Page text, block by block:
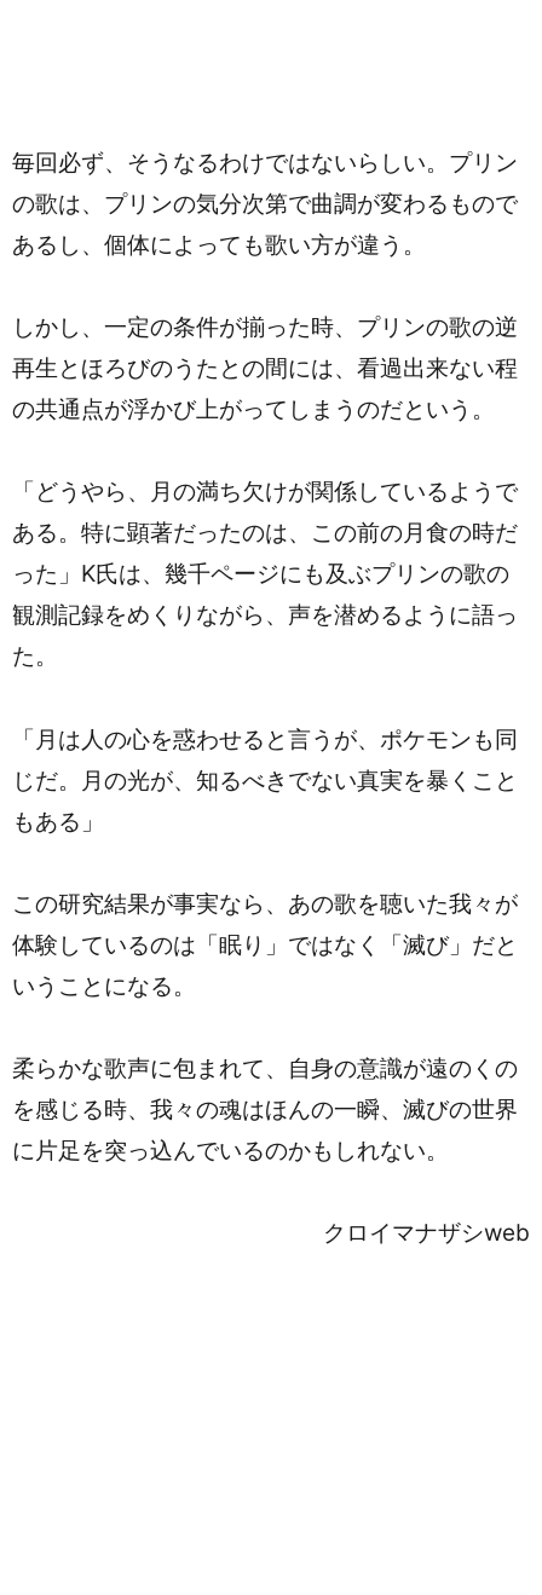
毎回必ず、そうなるわけではないらしい。プリン
の歌は、プリンの気分次第で曲調が変わるもので
あるし、個体によっても歌い方が違う。
しかし、一定の条件が揃った時、プリンの歌の逆
再生とほろびのうたとの間には、看過出来ない程
の共通点が浮かび上がってしまうのだという。
「どうやら、月の満ち欠けが関係しているようで
ある。特に顕著だったのは、この前の月食の時だ
った」K氏は、幾千ページにも及ぶプリンの歌の
観測記録をめくりながら、声を潜めるように語っ
た。
「月は人の心を惑わせると言うが、ポケモンも同
じだ。月の光が、知るべきでない真実を暴くこと
もある」
この研究結果が事実なら、あの歌を聴いた我々が
体験しているのは「眠り」ではなく「滅び」だと
いうことになる。
柔らかな歌声に包まれて、自身の意識が遠のくの
を感じる時、我々の魂はほんの一瞬、滅びの世界
に片足を突っ込んでいるのかもしれない。
クロイマナザシweb